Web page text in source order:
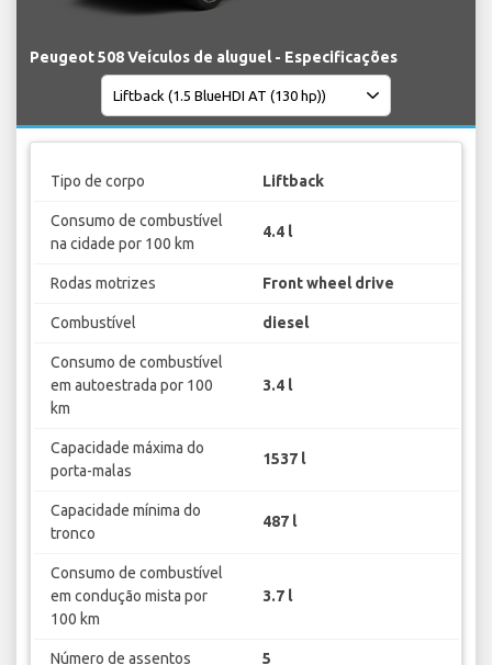
Peugeot 508 Veículos de aluguel - Especificações
Tipo de corpo Liftback
Consumo de combustível
na cidade por 100 km
4.4 l
Rodas motrizes Front wheel drive
Combustível diesel
Consumo de combustível
em autoestrada por 100
km
3.4 l
Capacidade máxima do
porta-malas
1537 l
Capacidade mínima do
tronco
487 l
Consumo de combustível
em condução mista por
100 km
3.7 l
Número de assentos 5